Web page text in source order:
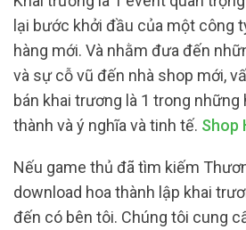
lại bước khởi đầu của một công
hàng mới. Và nhằm đưa đến
và sự cỗ vũ đến nhà shop mới,
bán khai trương là 1 trong những
thành và ý nghĩa và tinh tế. Shop
Nếu game thủ đã tìm kiếm
download hoa thành lập khai
đến có bên tôi. Chúng tôi cung